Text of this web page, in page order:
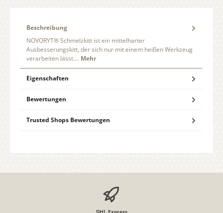
Beschreibung
NOVORYT® Schmelzkitt ist ein mittelharter
Ausbesserungskitt, der sich nur mit einem heißen Werkzeug
verarbeiten lässt.… Mehr
Eigenschaften
Bewertungen
Trusted Shops Bewertungen
DHL Express